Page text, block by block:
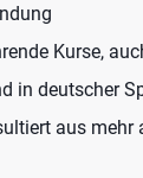
Kurse,
in deutscher
aus